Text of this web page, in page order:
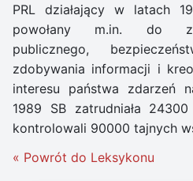
PRL działający w latach
powołany m.in. do
publicznego,
zdobywania informacji i
interesu państwa zdarzeń
1989 SB zatrudniała
kontrolowali 90000 tajnych
« Powrót do Leksykonu